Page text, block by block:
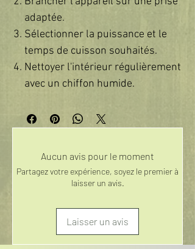
adaptée.
Sélectionner la puissance et le
temps de cuisson souhaités.
Nettoyer l'intérieur régulièrement
avec un chiffon humide.
Aucun avis pour le moment
Partagez votre expérience, soyez le premier à
laisser un avis.
Laisser un avis